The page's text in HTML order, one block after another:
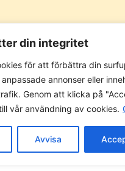
din integritet
för att förbättra din
annonser eller
Genom att klicka på
vår användning av cookies.
Avvisa
Alla priser anges ink.